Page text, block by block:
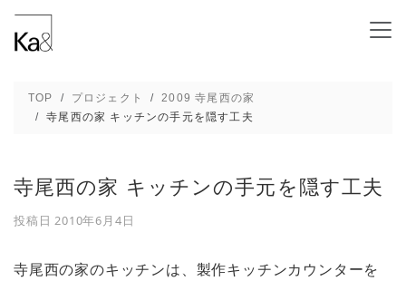
寺尾西の家 キッチンの手元を隠す工夫 - 新
TOP プロジェクト
2009 寺尾西の家
寺尾西の家 キッチンの手元を隠す工夫
寺尾西の家 キッチンの手元を隠す工夫
投稿日2010年6月4日
寺尾西の家のキッチンは、製作キッチンカウンターを